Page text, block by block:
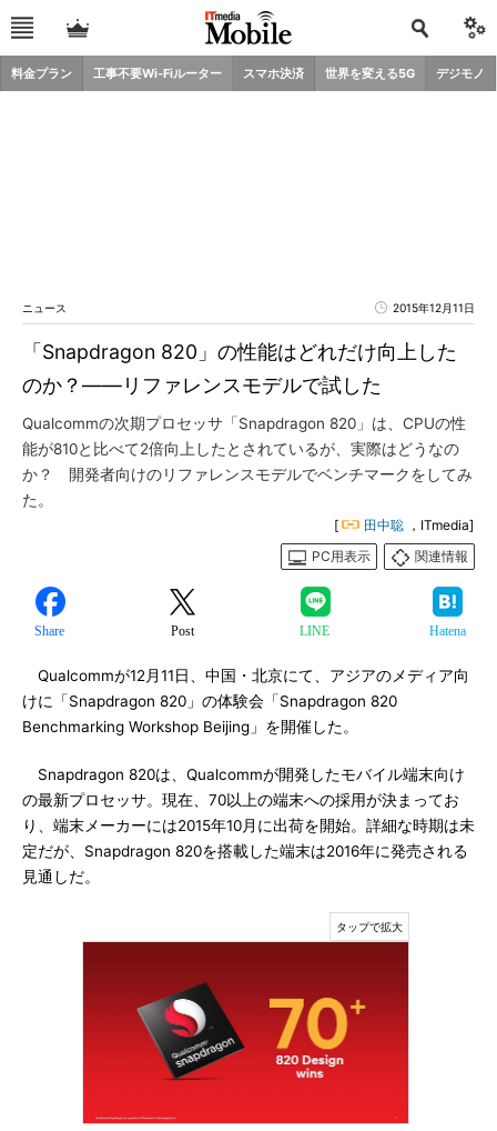
料金プラン 工事不要Wi-Fiルーター スマホ決済 世界を変える5G デジモノ
ニュース 2015年12月11日
「Snapdragon 820」の性能はどれだけ向上した
のか？――リファレンスモデルで試した
Qualcommの次期プロセッサ「Snapdragon 820」は、CPUの性
能が810と比べて2倍向上したとされているが、実際はどうなの
か？ 開発者向けのリファレンスモデルでベンチマークをしてみ
た。
[ 田中聡 ，ITmedia]
PC用表示
関連情報
Share Post LINE Hatena
Qualcommが12月11日、中国・北京にて、アジアのメディア向
けに「Snapdragon 820」の体験会「Snapdragon 820
Benchmarking Workshop Beijing」を開催した。
Snapdragon 820は、Qualcommが開発したモバイル端末向け
の最新プロセッサ。現在、70以上の端末への採用が決まってお
り、端末メーカーには2015年10月に出荷を開始。詳細な時期は未
定だが、Snapdragon 820を搭載した端末は2016年に発売される
見通しだ。